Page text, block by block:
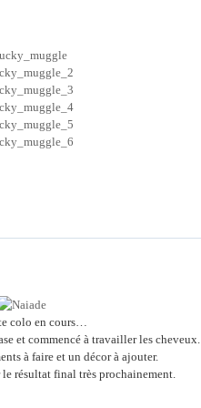
colo en cours…
et commencé à travailler les cheveux.
à faire et un décor à ajouter.
le résultat final très prochainement.